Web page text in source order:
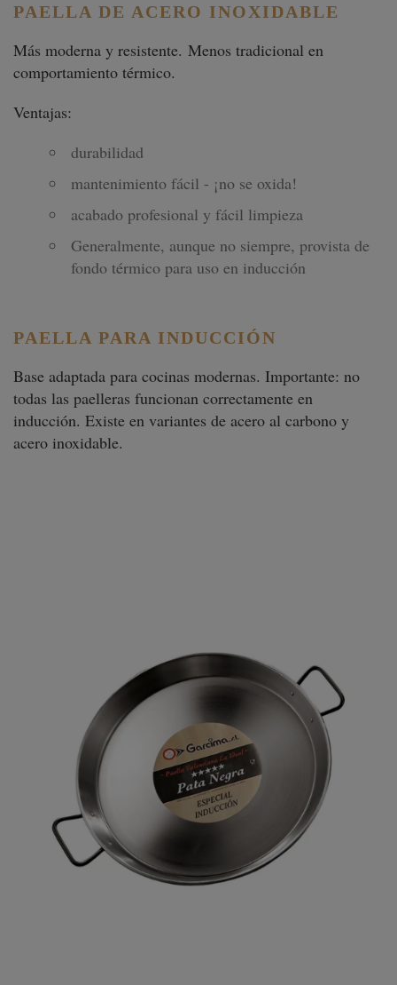
PAELLA DE ACERO INOXIDABLE
Más moderna y resistente. Menos tradicional en
comportamiento térmico.
Ventajas:
durabilidad
mantenimiento fácil - ¡no se oxida!
acabado profesional y fácil limpieza
Generalmente, aunque no siempre, provista de
fondo térmico para uso en inducción
PAELLA PARA INDUCCIÓN
Base adaptada para cocinas modernas. Importante: no
todas las paelleras funcionan correctamente en
inducción. Existe en variantes de acero al carbono y
acero inoxidable.